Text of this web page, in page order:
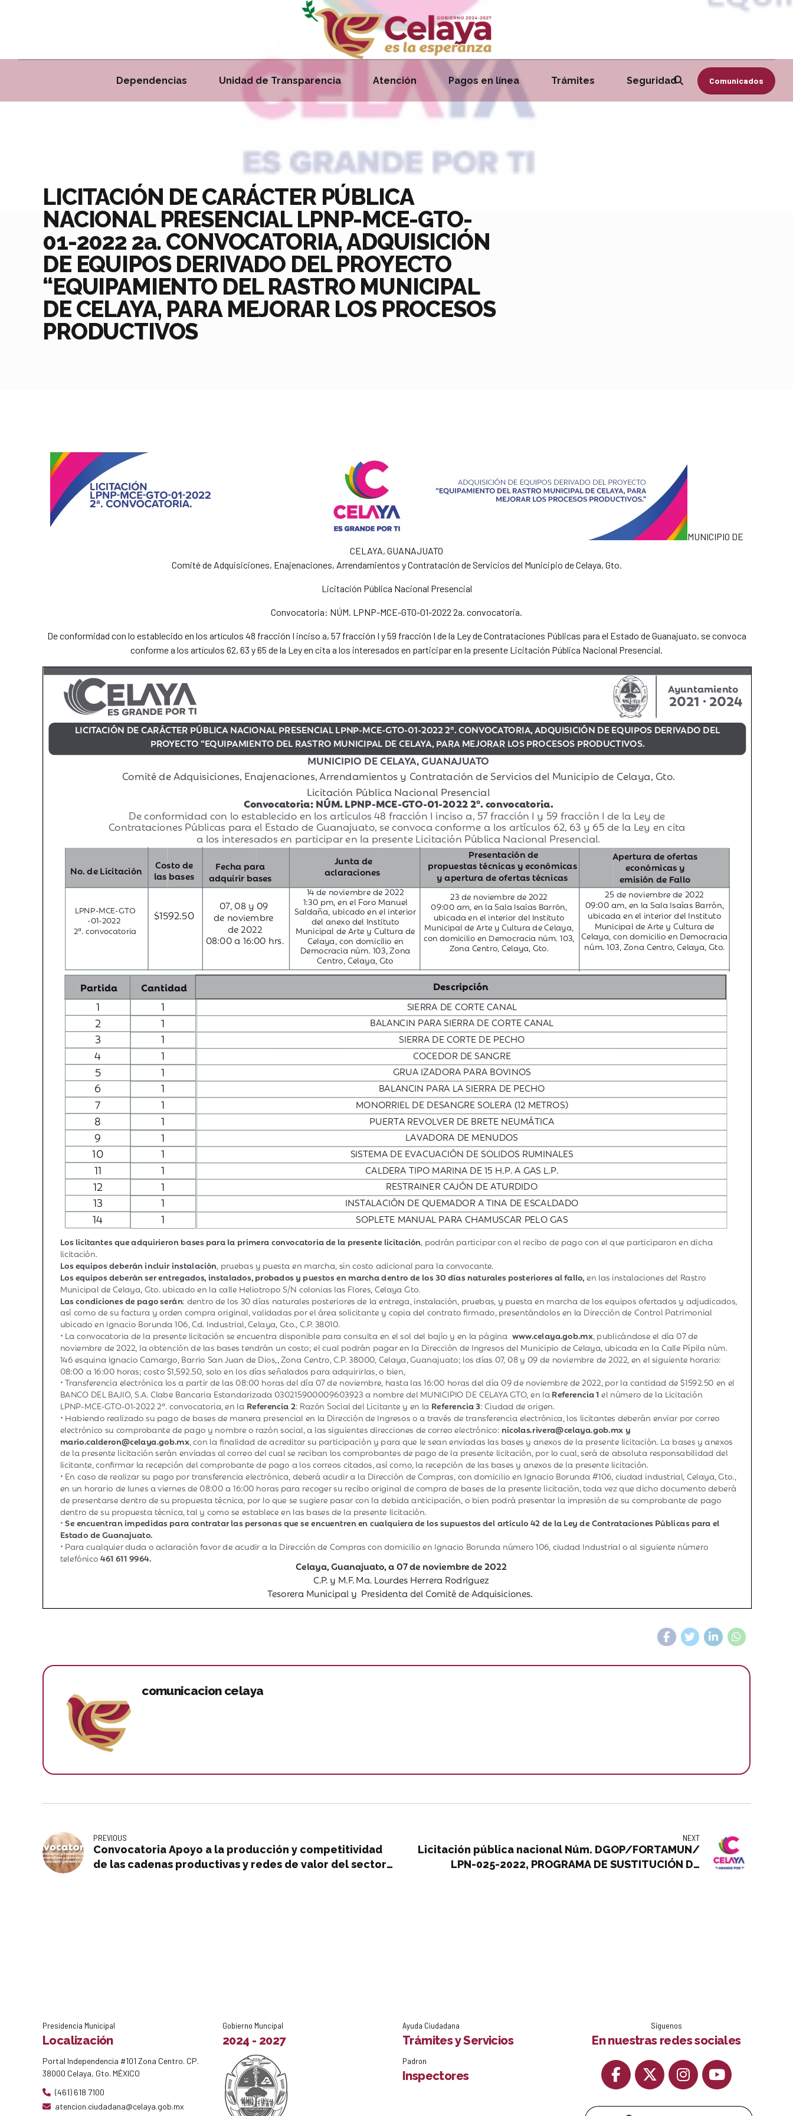
Comunicados
Dependencias Unidad de Transparencia Atención Pagos en línea Trámites Seguridad
LICITACIÓN DE CARÁCTER PÚBLICA
NACIONAL PRESENCIAL LPNP-MCE-GTO-
01-2022 2a. CONVOCATORIA, ADQUISICIÓN
DE EQUIPOS DERIVADO DEL PROYECTO
“EQUIPAMIENTO DEL RASTRO MUNICIPAL
DE CELAYA, PARA MEJORAR LOS PROCESOS
PRODUCTIVOS
MUNICIPIO DE
CELAYA, GUANAJUATO
Comité de Adquisiciones, Enajenaciones, Arrendamientos y Contratación de Servicios del Municipio de Celaya, Gto.
Licitación Pública Nacional Presencial
Convocatoria: NÚM. LPNP-MCE-GTO-01-2022 2a. convocatoria.
De conformidad con lo establecido en los artículos 48 fracción I inciso a, 57 fracción I y 59 fracción I de la Ley de Contrataciones Públicas para el Estado de Guanajuato, se convoca
conforme a los artículos 62, 63 y 65 de la Ley en cita a los interesados en participar en la presente Licitación Pública Nacional Presencial.
comunicacion celaya
PREVIOUS
Convocatoria Apoyo a la producción y competitividad
de las cadenas productivas y redes de valor del sector
NEXT
Licitación pública nacional Núm. DGOP/FORTAMUN/
LPN-025-2022, PROGRAMA DE SUSTITUCIÓN DE
Presidencia Municipal
Localización
Portal Independencia #101 Zona Centro. CP.
38000 Celaya, Gto. MÉXICO
(461) 618 7100
atencion.ciudadana@celaya.gob.mx
Gobierno Muncipal
2024 - 2027
Ayuda Ciudadana
Trámites y Servicios
Padron
Inspectores
Síguenos
En nuestras redes sociales